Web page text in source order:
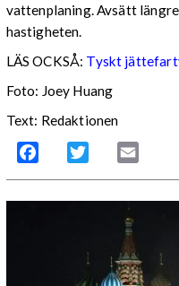
vattenplaning. Avsätt
hastigheten.
LÄS OCKSÅ: Tyskt
Foto: Joey Huang
Text: Redaktionen
Facebook Twitter